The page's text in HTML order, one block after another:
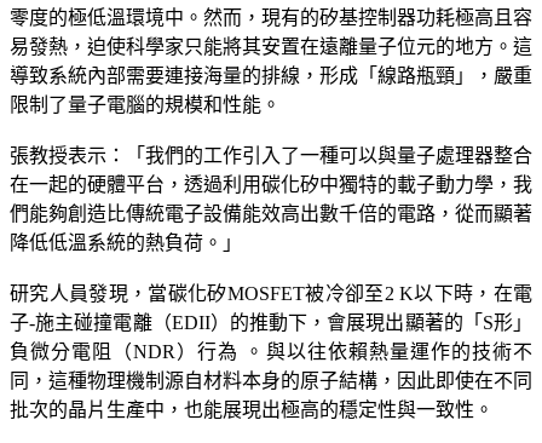
零度的極低溫環境中。然而，現有的矽基控制器功耗極高且容
易發熱，迫使科學家只能將其安置在遠離量子位元的地方。這
導致系統內部需要連接海量的排線，形成「線路瓶頸」，嚴重
限制了量子電腦的規模和性能。
張教授表示：「我們的工作引入了一種可以與量子處理器整合
在一起的硬體平台，透過利用碳化矽中獨特的載子動力學，我
們能夠創造比傳統電子設備能效高出數千倍的電路，從而顯著
降低低溫系統的熱負荷。」
研究人員發現，當碳化矽MOSFET被冷卻至2 K以下時，在電
子-施主碰撞電離（EDII）的推動下，會展現出顯著的「S形」
負微分電阻（NDR）行為 。與以往依賴熱量運作的技術不
同，這種物理機制源自材料本身的原子結構，因此即使在不同
批次的晶片生產中，也能展現出極高的穩定性與一致性。